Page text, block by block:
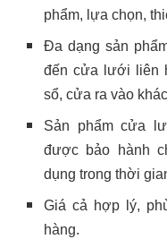
phẩm, lựa chọn,
Đa dạng sản
đến cửa lưới liên
sổ, cửa ra vào
Sản phẩm cửa
được bảo hành
dụng trong thời
Giá cả hợp lý,
hàng.